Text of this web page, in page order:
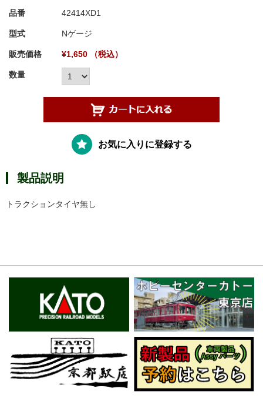
品番 42414XD1
型式 Nゲージ
販売価格 ¥1,650 （税込）
数量
お気に入りに登録する
製品説明
トラクションタイヤ無し